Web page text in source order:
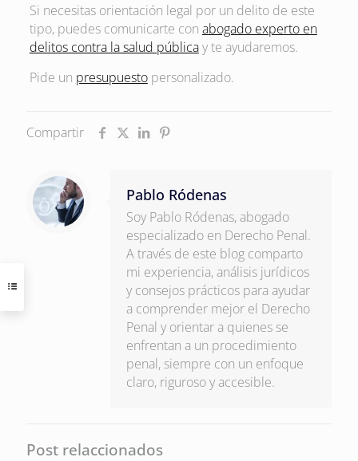
Si necesitas orientación legal por un delito de este
tipo, puedes comunicarte con abogado experto en
delitos contra la salud públicay te ayudaremos.
Pide un presupuestopersonalizado.
Compartir
Pablo Ródenas
Soy Pablo Ródenas, abogado
especializado en Derecho Penal.
A través de este blog comparto
mi experiencia, análisis jurídicos
y consejos prácticos para ayudar
a comprender mejor el Derecho
Penal y orientar a quienes se
enfrentan a un procedimiento
penal, siempre con un enfoque
claro, riguroso y accesible.
Post relaccionados